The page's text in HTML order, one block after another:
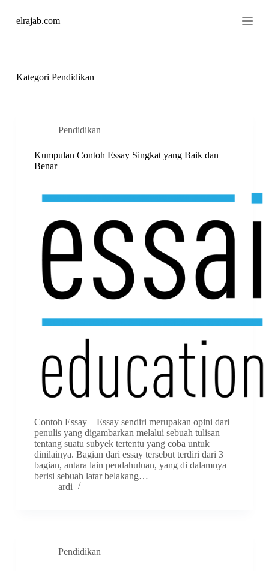
kelrajab.com
Kategori Pendidikan
Pendidikan
Kumpulan Contoh Essay Singkat yang Baik dan
Benar
Contoh Essay – Essay sendiri merupakan opini dari
penulis yang digambarkan melalui sebuah tulisan
tentang suatu subyek tertentu yang coba untuk
dinilainya. Bagian dari essay tersebut terdiri dari 3
bagian, antara lain pendahuluan, yang di dalamnya
berisi sebuah latar belakang…
ardi
Pendidikan